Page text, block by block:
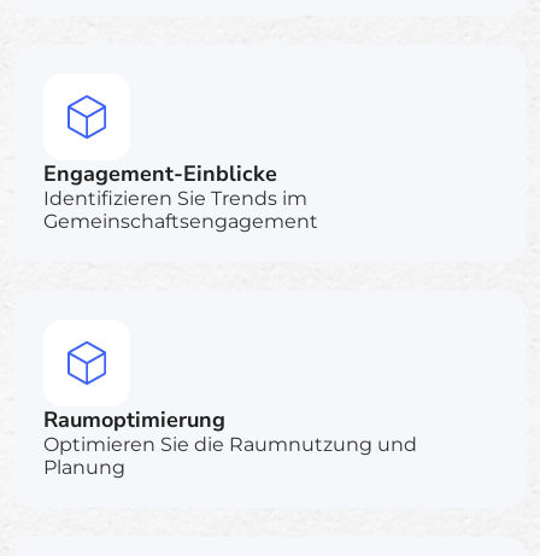
Engagement-Einblicke
Identifizieren Sie Trends im
Gemeinschaftsengagement
Raumoptimierung
Optimieren Sie die Raumnutzung und
Planung